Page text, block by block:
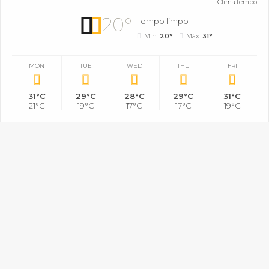
ClimaTempo
20° Tempo limpo
Mín. 20° Máx. 31°
MON
31°C
21°C
TUE
29°C
19°C
WED
28°C
17°C
THU
29°C
17°C
FRI
31°C
19°C